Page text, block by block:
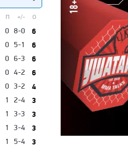
П +/-
О
0 8-0 6
0 5-1 6
0 6-3 6
0 4-2 6
0 3-2 4
1 2-4 3
1 3-3 3
1 3-4 3
1 5-4 3